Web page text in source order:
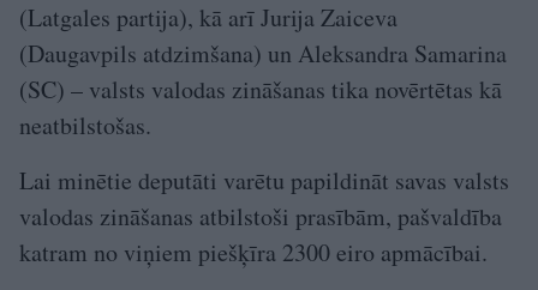
(Latgales partija), kā arī Jurija Zaiceva
(Daugavpils atdzimšana) un Aleksandra Samarina
(SC) – valsts valodas zināšanas tika novērtētas kā
neatbilstošas.
Lai minētie deputāti varētu papildināt savas valsts
valodas zināšanas atbilstoši prasībām, pašvaldība
katram no viņiem piešķīra 2300 eiro apmācībai.